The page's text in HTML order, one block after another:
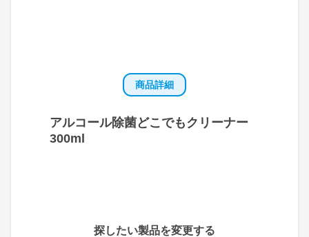
商品詳細
アルコール除菌どこでもクリーナー
300ml
探したい製品を変更する